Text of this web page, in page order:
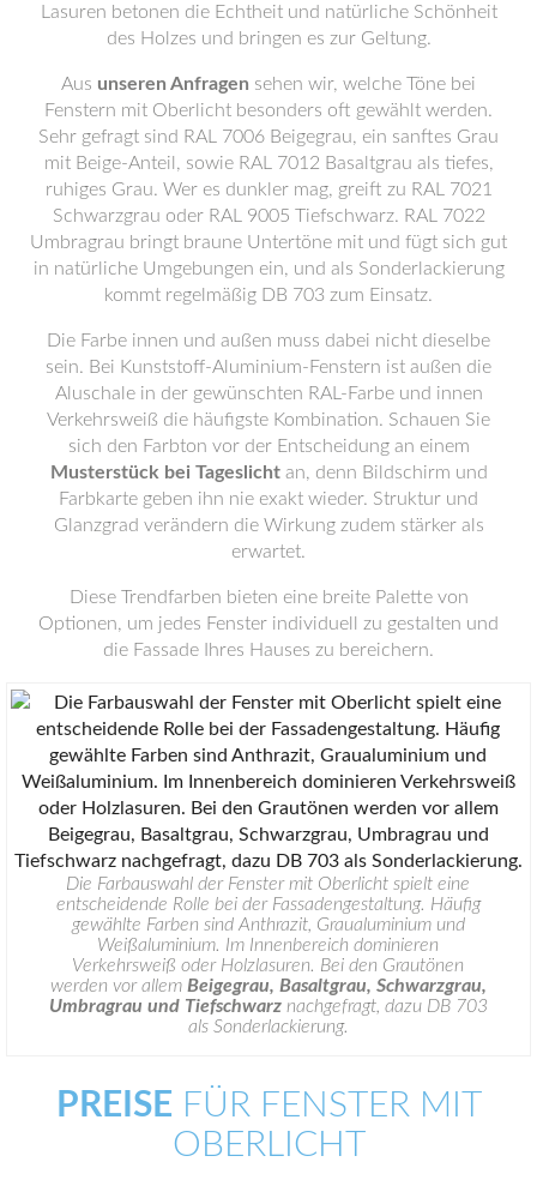
Lasuren betonen die Echtheit und natürliche Schönheit
des Holzes und bringen es zur Geltung.
Aus unseren Anfragen sehen wir, welche Töne bei
Fenstern mit Oberlicht besonders oft gewählt werden.
Sehr gefragt sind RAL 7006 Beigegrau, ein sanftes Grau
mit Beige-Anteil, sowie RAL 7012 Basaltgrau als tiefes,
ruhiges Grau. Wer es dunkler mag, greift zu RAL 7021
Schwarzgrau oder RAL 9005 Tiefschwarz. RAL 7022
Umbragrau bringt braune Untertöne mit und fügt sich gut
in natürliche Umgebungen ein, und als Sonderlackierung
kommt regelmäßig DB 703 zum Einsatz.
Die Farbe innen und außen muss dabei nicht dieselbe
sein. Bei Kunststoff-Aluminium-Fenstern ist außen die
Aluschale in der gewünschten RAL-Farbe und innen
Verkehrsweiß die häufigste Kombination. Schauen Sie
sich den Farbton vor der Entscheidung an einem
Musterstück bei Tageslichtan, denn Bildschirm und
Farbkarte geben ihn nie exakt wieder. Struktur und
Glanzgrad verändern die Wirkung zudem stärker als
erwartet.
Diese Trendfarben bieten eine breite Palette von
Optionen, um jedes Fenster individuell zu gestalten und
die Fassade Ihres Hauses zu bereichern.
Die Farbauswahl der Fenster mit Oberlicht spielt eine
entscheidende Rolle bei der Fassadengestaltung. Häufig
gewählte Farben sind Anthrazit, Graualuminium und
Weißaluminium. Im Innenbereich dominieren
Verkehrsweiß oder Holzlasuren. Bei den Grautönen
werden vor allem Beigegrau, Basaltgrau, Schwarzgrau,
Umbragrau und Tiefschwarznachgefragt, dazu DB 703
als Sonderlackierung.
PREISE FÜR FENSTER MIT
OBERLICHT